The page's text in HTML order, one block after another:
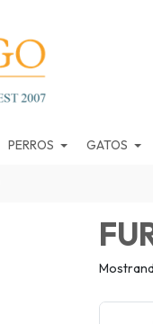
PERROS GATOS